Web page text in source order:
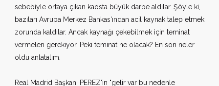
sebebiyle ortaya çıkan kaosta büyük darbe aldılar. Şöyle ki,
bazıları Avrupa Merkez Bankas'ından acil kaynak talep etmek
zorunda kaldılar. Ancak kaynağı çekebilmek için teminat
vermeleri gerekiyor. Peki teminat ne olacak? En son neler
oldu anlatalım.
Real Madrid Başkanı PEREZ'in "gelir var bu nedenle